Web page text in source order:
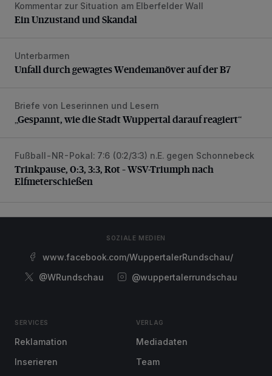
Ein Unzustand und Skandal
Kommentar zur Situation am Elberfelder Wall
Ein Unzustand und Skandal
Unfall durch gewagtes Wendemanöver auf der B7
Unterbarmen
Unfall durch gewagtes Wendemanöver auf der B7
„Gespannt, wie die Stadt Wuppertal darauf reagiert“
Briefe von Leserinnen und Lesern
„Gespannt, wie die Stadt Wuppertal darauf reagiert“
Trinkpause, 0:3, 3:3, Rot – WSV-Triumph nach
Fußball-NR-Pokal: 7:6 (0:2/3:3) n.E. gegen Schonnebeck
Trinkpause, 0:3, 3:3, Rot – WSV-Triumph nach
Elfmeterschießen
SOZIALE MEDIEN
www.facebook.com/WuppertalerRundschau/
@WRundschau
@wuppertalerrundschau
SERVICES
Reklamation
Inserieren
VERLAG
Mediadaten
Team